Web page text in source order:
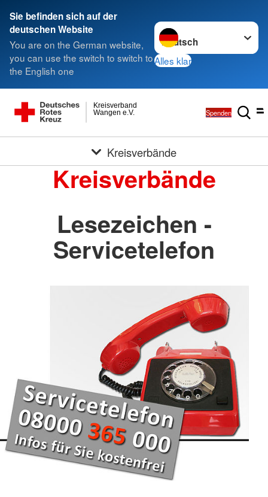
Sie befinden sich auf der
deutschen Website
You are on the German website,
you can use the switch to switch to
the English one
Sprache wechseln zu
Alles klar
Wangen e.V.
Kreisverband
Spenden
Kreisverbände
Kreisverbände
Lesezeichen -
Servicetelefon